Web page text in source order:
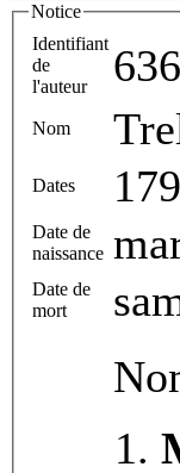
Notice
Identifiant
de
l'auteur
636
Nom
Dates
Date de
naissance
Date de
mort